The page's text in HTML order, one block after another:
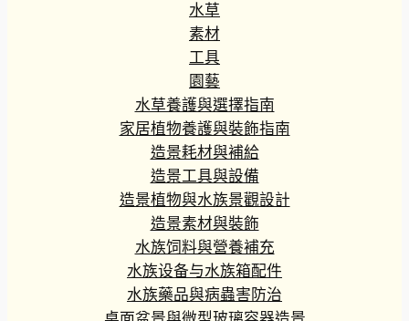
水草
素材
工具
園藝
水草養護與選擇指南
家居植物養護與裝飾指南
造景耗材與補給
造景工具與設備
造景植物與水族景觀設計
造景素材與裝飾
水族饲料與營養補充
水族设备与水族箱配件
水族藥品與病蟲害防治